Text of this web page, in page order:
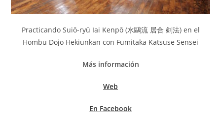
Practicando Suiō-ryū Iai Kenpō (水鷗流 居合 剣法) en el
Hombu Dojo Hekiunkan con Fumitaka Katsuse Sensei
Más información
Web
En Facebook